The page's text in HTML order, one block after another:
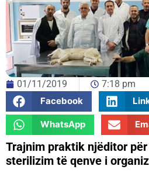
01/11/2019
7:18 pm
Facebook
WhatsApp
Trajnim praktik njëditor
sterilizim të qenve i